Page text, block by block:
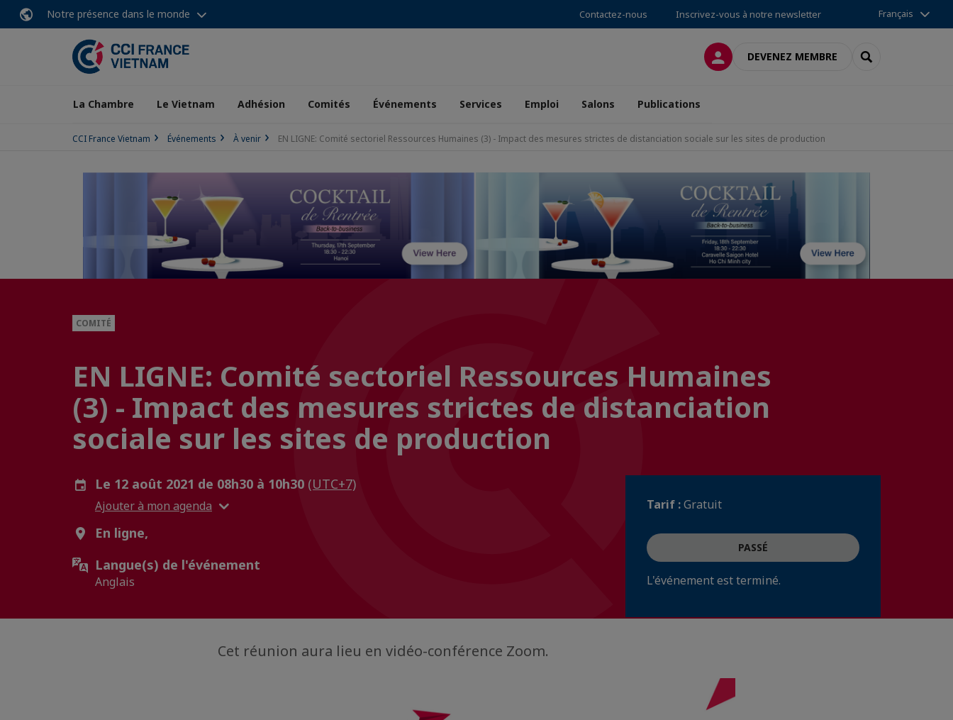
Notre présence dans le monde Contactez-nous Inscrivez-vous à notre newsletter Français
CONNEXIONDEVENEZ MEMBRE RECHERCHER
La Chambre Le Vietnam Adhésion Comités Événements Services Emploi Salons Publications
CCI France Vietnam Événements À venir EN LIGNE: Comité sectoriel Ressources Humaines (3) - Impact des mesures strictes de distanciation sociale sur les sites de production
COMITÉ
EN LIGNE: Comité sectoriel Ressources Humaines
(3) - Impact des mesures strictes de distanciation
sociale sur les sites de production
Le 12 août 2021 de 08h30 à 10h30 (UTC+7)
Ajouter à mon agenda
En ligne,
Langue(s) de l'événement
Anglais
Tarif :Gratuit
PASSÉ
L'événement est terminé.
Cet réunion aura lieu en vidéo-conférence Zoom.